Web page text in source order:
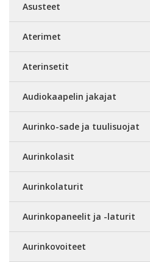
Asusteet
Aterimet
Aterinsetit
Audiokaapelin jakajat
Aurinko-sade ja tuulisuojat
Aurinkolasit
Aurinkolaturit
Aurinkopaneelit ja -laturit
Aurinkovoiteet